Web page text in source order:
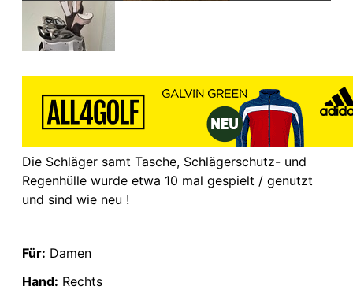
Die Schläger samt Tasche, Schlägerschutz- und
Regenhülle wurde etwa 10 mal gespielt / genutzt
und sind wie neu !
Für: Damen
Hand: Rechts